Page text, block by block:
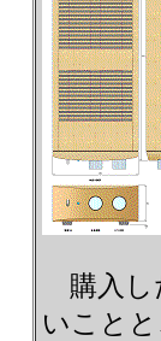
購入し
いこと